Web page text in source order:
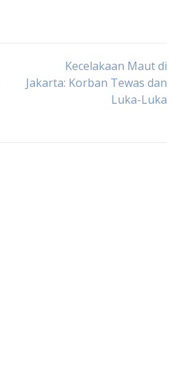
Kecelakaan Maut di
Jakarta: Korban Tewas dan
Luka-Luka